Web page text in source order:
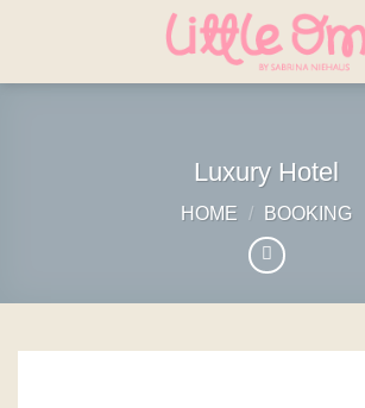
Luxury Hotel
HOME / BOOKING